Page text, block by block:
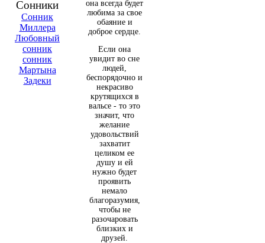
Сонники
Сонник
Миллера
Любовный
сонник
сонник
Мартына
Задеки
она всегда будет
любима за свое
обаяние и
доброе сердце.
Если она
увидит во сне
людей,
беспорядочно и
некрасиво
крутящихся в
вальсе - то это
значит, что
желание
удовольствий
захватит
целиком ее
душу и ей
нужно будет
проявить
немало
благоразумия,
чтобы не
разочаровать
близких и
друзей.